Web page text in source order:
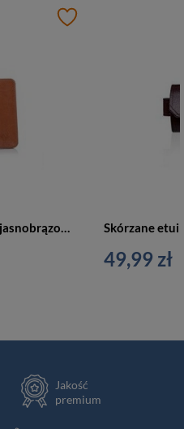
Skórzany portfel z bilonówką jasnobrązowy slim wallet - SOLIER SW15
49,99 zł
Jakość
premium